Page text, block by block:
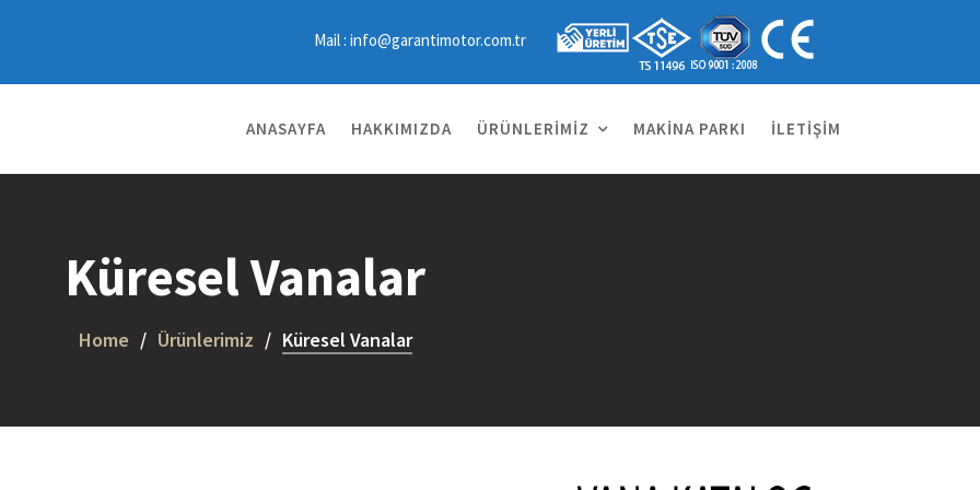
Mail : info@garantimotor.com.tr
ANASAYFA HAKKIMIZDA ÜRÜNLERIMIZ MAKINA PARKI İLETIŞIM
Küresel Vanalar
Home Ürünlerimiz Küresel Vanalar